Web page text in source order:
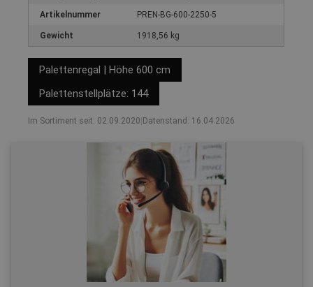
Artikelnummer PREN-BG-600-2250-5
Gewicht 1918,56 kg
Palettenregal | Höhe 600 cm
Palettenstellplätze: 144
Im Sortiment seit: 02.09.2020 Datenstand: 16.04.2026